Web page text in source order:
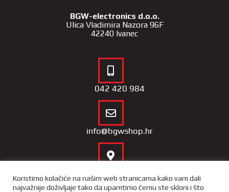
BGW-electronics d.o.o.
Ulica Vladimira Nazora 96F
42240 Ivanec
042 420 984
info@bgwshop.hr
Koristimo kolačiće na našim web stranicama kako vam dali
najvažnije doživljaje tako da upamtimo čemu ste skloni i što